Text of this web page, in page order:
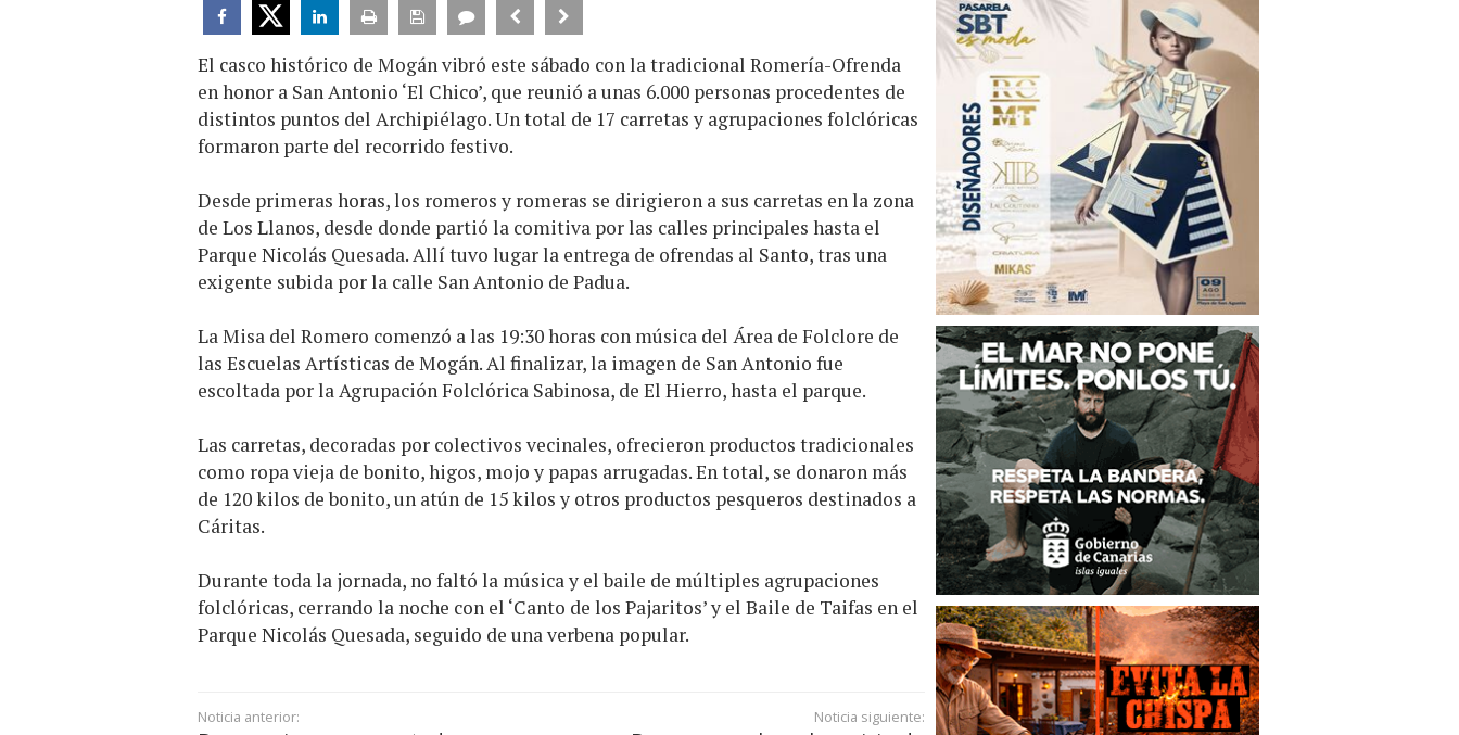
El casco histórico de Mogán vibró este sábado con la tradicional Romería-Ofrenda
en honor a San Antonio ‘El Chico’, que reunió a unas 6.000 personas procedentes de
distintos puntos del Archipiélago. Un total de 17 carretas y agrupaciones folclóricas
formaron parte del recorrido festivo.
Desde primeras horas, los romeros y romeras se dirigieron a sus carretas en la zona
de Los Llanos, desde donde partió la comitiva por las calles principales hasta el
Parque Nicolás Quesada. Allí tuvo lugar la entrega de ofrendas al Santo, tras una
exigente subida por la calle San Antonio de Padua.
La Misa del Romero comenzó a las 19:30 horas con música del Área de Folclore de
las Escuelas Artísticas de Mogán. Al finalizar, la imagen de San Antonio fue
escoltada por la Agrupación Folclórica Sabinosa, de El Hierro, hasta el parque.
Las carretas, decoradas por colectivos vecinales, ofrecieron productos tradicionales
como ropa vieja de bonito, higos, mojo y papas arrugadas. En total, se donaron más
de 120 kilos de bonito, un atún de 15 kilos y otros productos pesqueros destinados a
Cáritas.
Durante toda la jornada, no faltó la música y el baile de múltiples agrupaciones
folclóricas, cerrando la noche con el ‘Canto de los Pajaritos’ y el Baile de Taifas en el
Parque Nicolás Quesada, seguido de una verbena popular.
Noticia anterior: Noticia siguiente: